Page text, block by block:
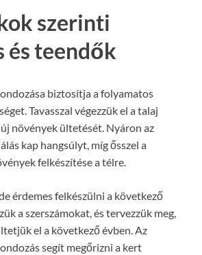
szerinti
és teendők
biztosítja a folyamatos
Tavasszal végezzük el a talaj
növények ültetését. Nyáron az
kap hangsúlyt, míg ősszel a
felkészítése a télre.
érdemes felkészülni a következő
a szerszámokat, és tervezzük meg,
el a következő évben. Az
segít megőrizni a kert